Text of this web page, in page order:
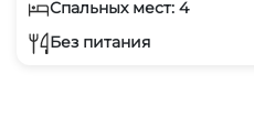
Спальных мест: 4
Без питания